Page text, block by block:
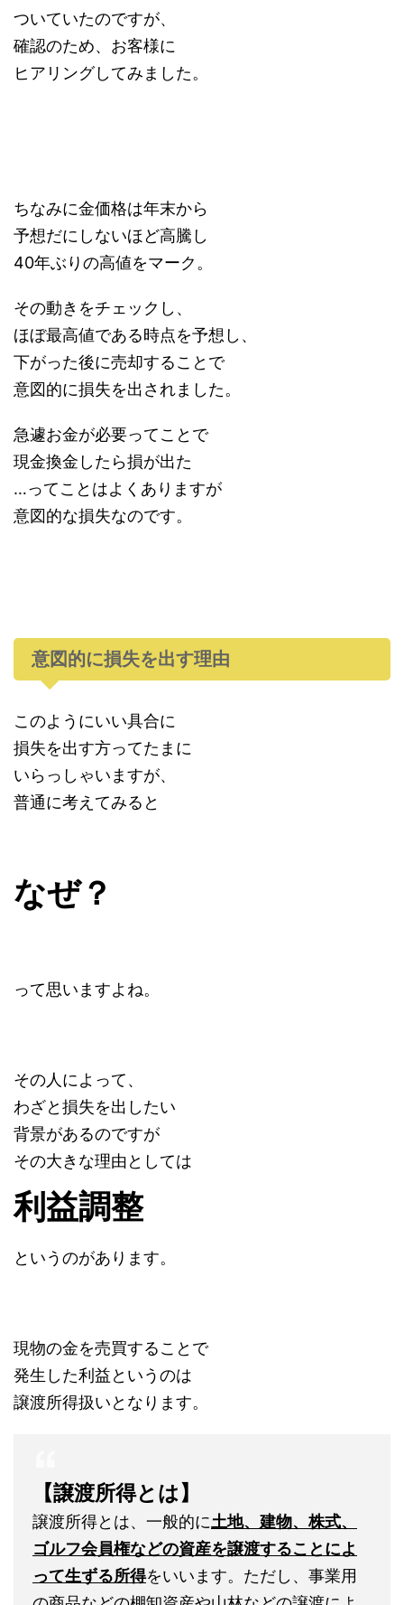
ついていたのですが、
確認のため、お客様に
ヒアリングしてみました。
ちなみに金価格は年末から
予想だにしないほど高騰し
40年ぶりの高値をマーク。
その動きをチェックし、
ほぼ最高値である時点を予想し、
下がった後に売却することで
意図的に損失を出されました。
急遽お金が必要ってことで
現金換金したら損が出た
…ってことはよくありますが
意図的な損失なのです。
意図的に損失を出す理由
このようにいい具合に
損失を出す方ってたまに
いらっしゃいますが、
普通に考えてみると
なぜ？
って思いますよね。
その人によって、
わざと損失を出したい
背景があるのですが
その大きな理由としては
利益調整
というのがあります。
現物の金を売買することで
発生した利益というのは
譲渡所得扱いとなります。
【譲渡所得とは】
譲渡所得とは、一般的に土地、建物、株式、
ゴルフ会員権などの資産を譲渡することによ
って生ずる所得をいいます。ただし、事業用